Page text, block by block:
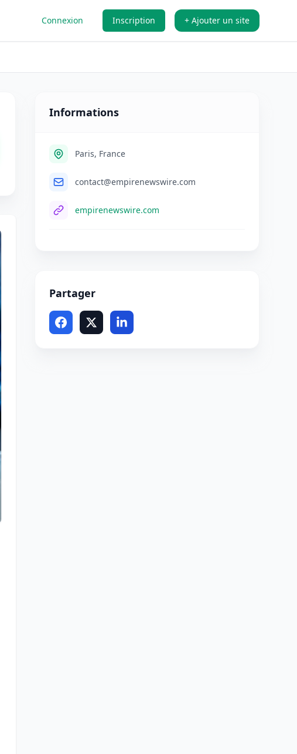
Connexion Inscription + Ajouter un site
Informations
Paris, France
contact@empirenewswire.com
empirenewswire.com
Partager